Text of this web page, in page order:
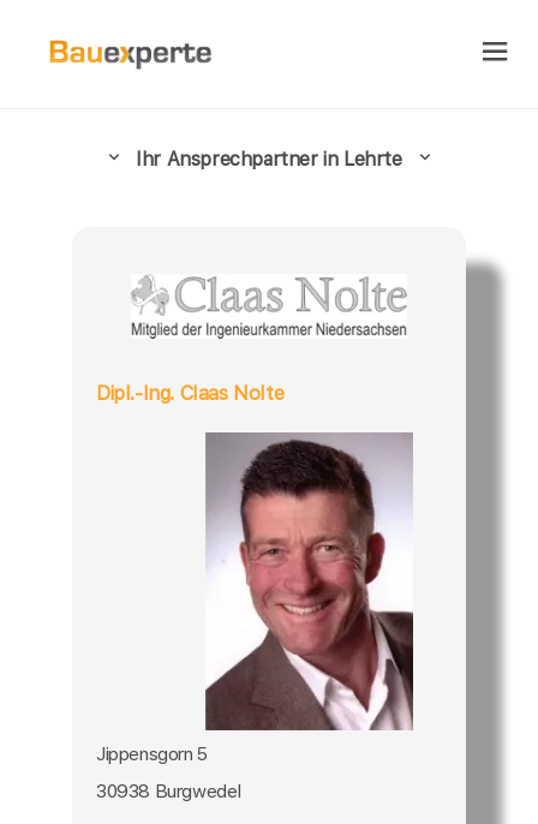
Ihr Ansprechpartner in Lehrte
Dipl.-Ing. Claas Nolte
Jippensgorn 5
30938 Burgwedel